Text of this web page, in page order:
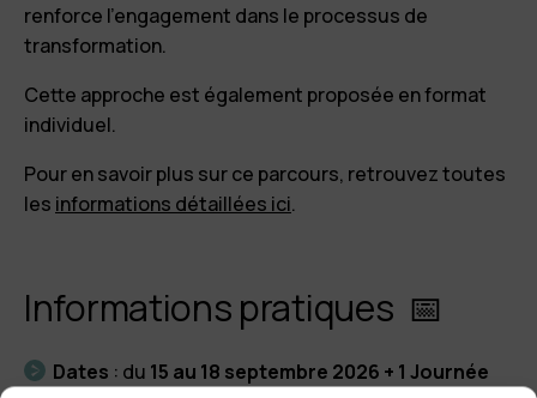
renforce l'engagement dans le processus de
transformation.
Cette approche est également proposée en format
individuel.
Pour en savoir plus sur ce parcours, retrouvez toutes
les informations détaillées ici.
Informations pratiques 📅
Dates : du 15 au 18 septembre 2026 + 1 Journée